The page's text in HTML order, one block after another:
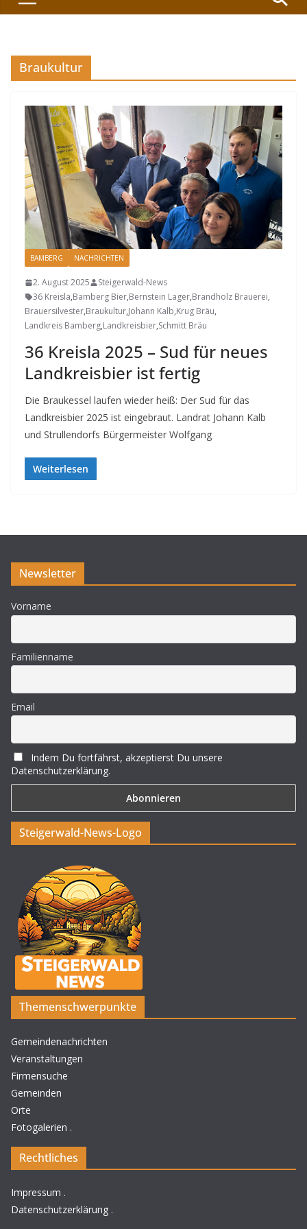
Braukultur
BAMBERG NACHRICHTEN
2. August 2025
Steigerwald-News
36 Kreisla,Bamberg Bier,Bernstein Lager,Brandholz Brauerei,
Brauersilvester,Braukultur,Johann Kalb,Krug Bräu,
Landkreis Bamberg,Landkreisbier,Schmitt Bräu
36 Kreisla 2025 – Sud für neues
Landkreisbier ist fertig
Die Braukessel laufen wieder heiß: Der Sud für das
Landkreisbier 2025 ist eingebraut. Landrat Johann Kalb
und Strullendorfs Bürgermeister Wolfgang
Weiterlesen
Newsletter
Vorname
Familienname
Email
Indem Du fortfährst, akzeptierst Du unsere
Datenschutzerklärung.
Steigerwald-News-Logo
Themenschwerpunkte
Gemeindenachrichten
Veranstaltungen
Firmensuche
Gemeinden
Orte
Fotogalerien .
Rechtliches
Impressum .
Datenschutzerklärung .